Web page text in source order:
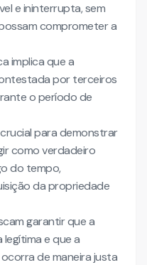
e ininterrupta, sem
comprometer a
implica que a
por terceiros
o período de
para demonstrar
como verdadeiro
do tempo,
da propriedade
garantir que a
e que a
de maneira justa